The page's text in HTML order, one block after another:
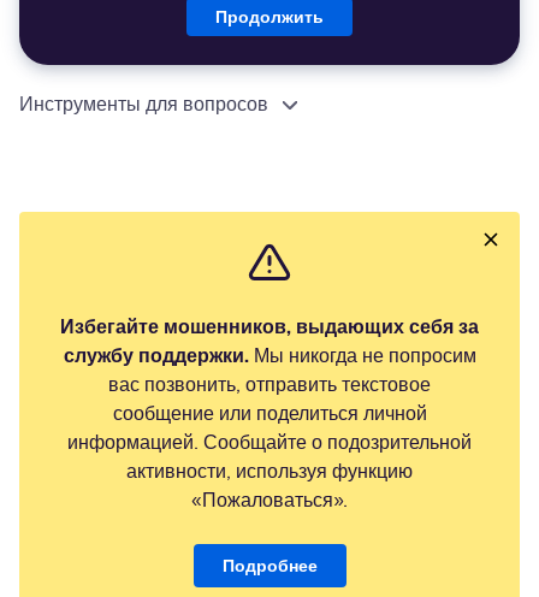
Продолжить
Инструменты для вопросов
Избегайте мошенников, выдающих себя за
службу поддержки.Мы никогда не попросим
вас позвонить, отправить текстовое
сообщение или поделиться личной
информацией. Сообщайте о подозрительной
активности, используя функцию
«Пожаловаться».
Подробнее